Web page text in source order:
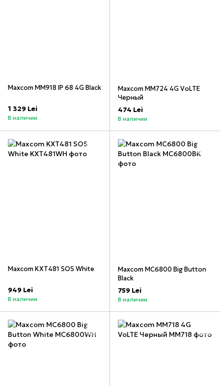
Maxcom MM918 IP 68 4G Black
1 329 Lei
В наличии
Maxcom MM724 4G VoLTE
Черный
474 Lei
В наличии
Maxcom KXT481 SOS White
949 Lei
В наличии
Maxcom MC6800 Big Button
Black
759 Lei
В наличии